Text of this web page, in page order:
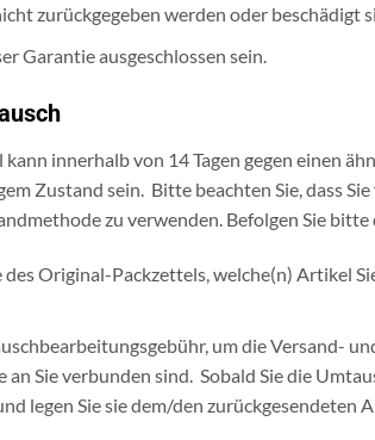
zurückgegeben werden oder beschädigt
Garantie ausgeschlossen sein.
innerhalb von 14 Tagen gegen einen
Zustand sein. Bitte beachten Sie, dass
zu verwenden. Befolgen Sie
Original-Packzettels, welche(n) Artikel
um die Versand-
Sie verbunden sind. Sobald Sie die
legen Sie sie dem/den zurückgesendeten